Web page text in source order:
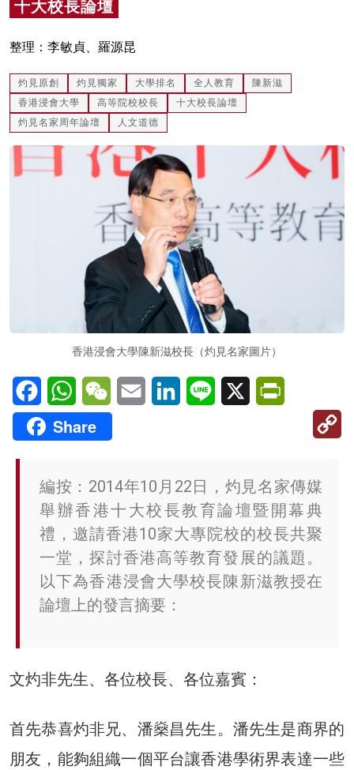
十大校長論壇
整理：李敏貞、羅源昆
灼見原創 灼見獨家 大學排名 全人教育
陳新滋
香港浸會大學
高等院校校長
十大校長論壇
灼見名家周年論壇
人文道德
香港浸會大學陳新滋校長（灼見名家圖片）
FacebookWhatsAppWeChatEmail LinkedInLine X
Share
編按：2014年10月22日，灼見名家傳媒
舉辦香港十大校長教育論壇暨開幕典
禮，邀請香港10家大專院校的校長共聚
一堂，探討香港高等教育發展的議題。
以下為香港浸會大學校長陳新滋教授在
論壇上的發言摘要：
文灼非先生、各位校長、各位嘉賓：
首先恭喜灼非兄、潘燊昌先生。潘先生是商界的
朋友，能夠組織一個平台讓香港學術界表達一些